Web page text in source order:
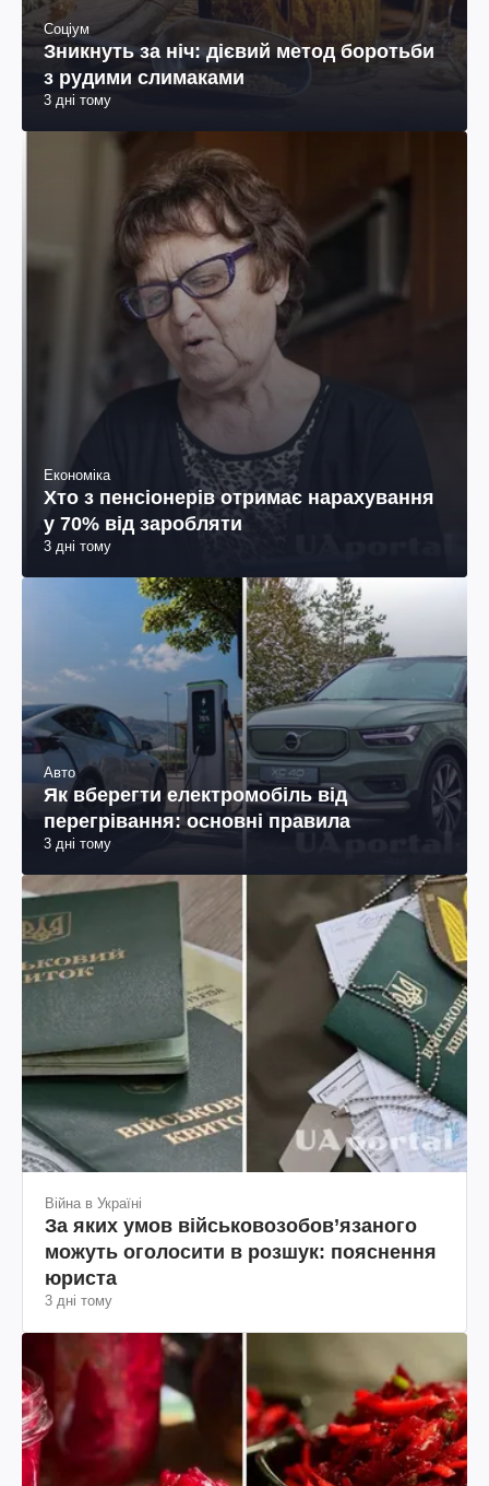
Соціум
Зникнуть за ніч: дієвий метод боротьби
з рудими слимаками
3 дні тому
Економіка
Хто з пенсіонерів отримає нарахування
у 70% від заробляти
3 дні тому
Авто
Як вберегти електромобіль від
перегрівання: основні правила
3 дні тому
Війна в Україні
За яких умов військовозобов’язаного
можуть оголосити в розшук: пояснення
юриста
3 дні тому